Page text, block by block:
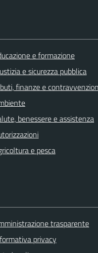
e formazione
e sicurezza pubblica
finanze e
benessere e assistenza
e pesca
trasparente
privacy